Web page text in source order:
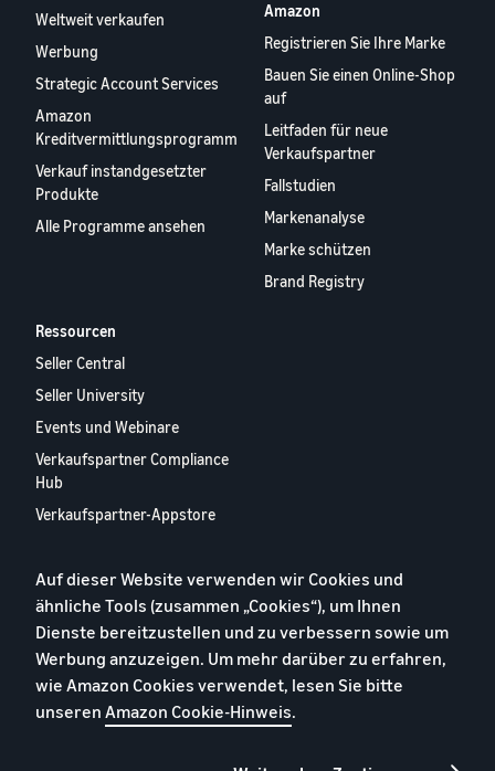
Weltweit verkaufen
Werbung
Strategic Account Services
Amazon
Kreditvermittlungsprogramm
Verkauf instandgesetzter
Produkte
Alle Programme ansehen
Amazon
Registrieren Sie Ihre Marke
Bauen Sie einen Online-Shop
auf
Leitfaden für neue
Verkaufspartner
Fallstudien
Markenanalyse
Marke schützen
Brand Registry
Ressourcen
Seller Central
Seller University
Events und Webinare
Verkaufspartner Compliance
Hub
Verkaufspartner-Appstore
Verkaufspartner-Bericht
Kontaktieren Sie uns
Datenschutzerklärung
Cookies
Auf dieser Website verwenden wir Cookies und
ähnliche Tools (zusammen „Cookies“), um Ihnen
Dienste bereitzustellen und zu verbessern sowie um
Werbung anzuzeigen. Um mehr darüber zu erfahren,
wie Amazon Cookies verwendet, lesen Sie bitte
unseren Amazon Cookie-Hinweis.